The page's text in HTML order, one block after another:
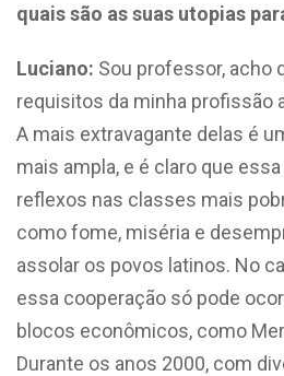
quais são as suas utopias
Luciano: Sou professor, acho
requisitos da minha profissão
A mais extravagante delas é
mais ampla, e é claro que
reflexos nas classes mais
como fome, miséria e
assolar os povos latinos. No
essa cooperação só pode
blocos econômicos, como
Durante os anos 2000, com